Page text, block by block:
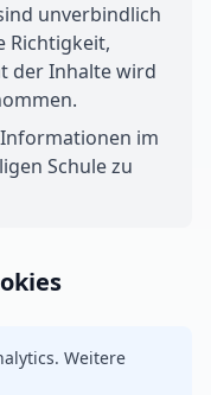
unverbindlich
Richtigkeit,
der Inhalte wird
im
Schule zu
Weitere